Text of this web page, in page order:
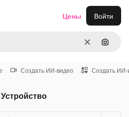
ОчиститьПоиск
Цены Войти
Создать ИИ-видео Создать ИИ-